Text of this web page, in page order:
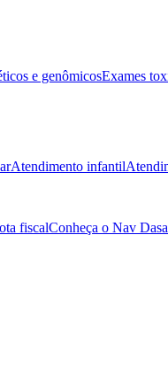
e genômicosExames
Atendimento infantil
fiscalConheça o Nav Dasa